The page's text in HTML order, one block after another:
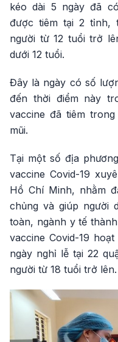
kéo dài 5 ngày đã
được tiêm tại 2 tỉnh,
người từ 12 tuổi trở
dưới 12 tuổi.
Đây là ngày có số
đến thời điểm này
vaccine đã tiêm
mũi.
Tại một số địa
vaccine Covid-19
Hồ Chí Minh, nhằm
chủng và giúp người
toàn, ngành y tế
vaccine Covid-19
ngày nghỉ lễ tại 22
người từ 18 tuổi trở lên.